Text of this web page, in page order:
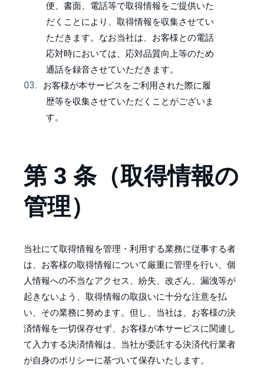
便、書面、電話等で取得情報をご提供いた
だくことにより、取得情報を収集させてい
ただきます。なお当社は、お客様との電話
応対時においては、応対品質向上等のため
通話を録音させていただきます。
お客様が本サービスをご利用された際に履
歴等を収集させていただくことがございま
す。
第 3 条（取得情報の
管理）
当社にて取得情報を管理・利用する業務に従事する者
は、お客様の取得情報について厳重に管理を行い、個
人情報への不当なアクセス、紛失、改ざん、漏洩等が
起きないよう、取得情報の取扱いに十分な注意を払
い、その業務に努めます。但し、当社は、お客様の決
済情報を一切保存せず、お客様が本サービスに関連し
て入力する決済情報は、当社が委託する決済代行業者
が自身のポリシーに基づいて保存いたします。